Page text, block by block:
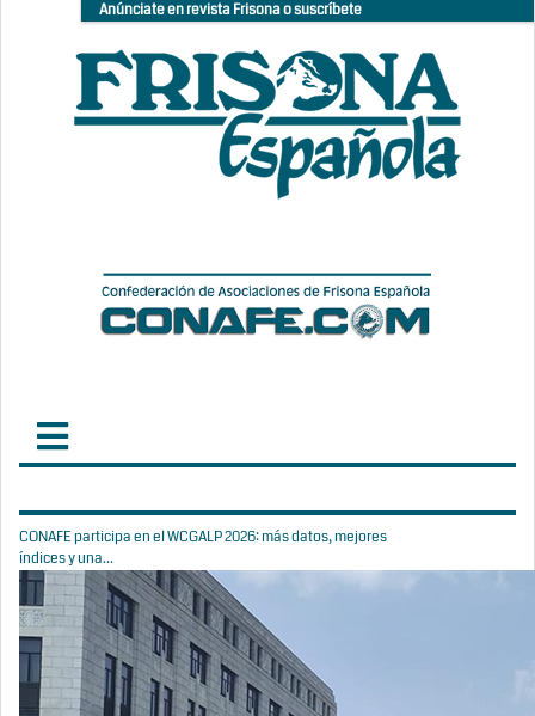
Anúnciate en revista Frisona o suscríbete
CONAFE participa en el WCGALP 2026: más datos, mejores
índices y una...